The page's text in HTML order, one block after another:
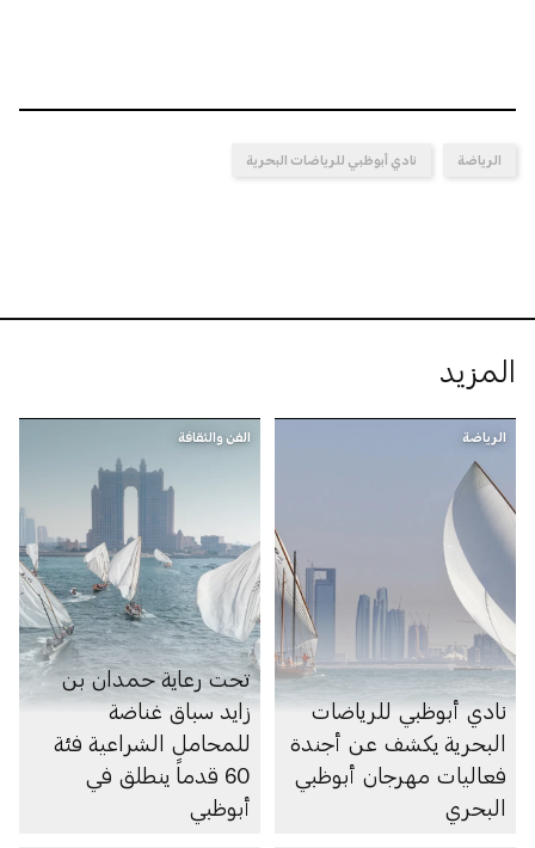
الرياضة نادي أبوظبي للرياضات البحرية
المزيد
الرياضة
نادي أبوظبي للرياضات
البحرية يكشف عن أجندة
فعاليات مهرجان أبوظبي
البحري
الفن والثقافة
تحت رعاية حمدان بن
زايد سباق غناضة
للمحامل الشراعية فئة
60 قدماً ينطلق في
أبوظبي